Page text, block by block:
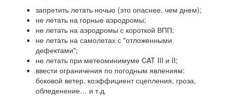
запретить летать ночью (это опаснее, чем днем);
не летать на горные аэродромы;
не летать на аэродромы с короткой ВПП;
не летать на самолетах с "отложенными
дефектами";
не летать при метеоминимуме CAT III и II;
ввести ограничения по погодным явлениям:
боковой ветер, коэффициент сцепления, гроза,
обледенение… и т.д.